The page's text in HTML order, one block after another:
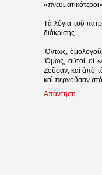
Τὰ λόγια τοῦ
διάκρισης.
Ὄντως,
Ὅμως, αὐτοὶ οἱ
Ζοῦσαν, καὶ ἀπὸ
καὶ περνοῦσαν
Απάντηση